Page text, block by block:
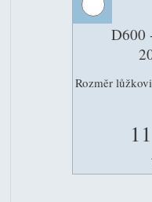
D600
Rozměr